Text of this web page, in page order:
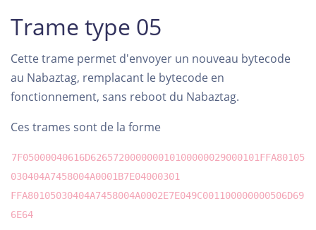
Trame type 05
Cette trame permet d'envoyer un nouveau bytecode
au Nabaztag, remplacant le bytecode en
fonctionnement, sans reboot du Nabaztag.
Ces trames sont de la forme
7F05000040616D626572000000010100000029000101FFA80105
030404A7458004A0001B7E04000301
FFA80105030404A7458004A0002E7E049C001100000000506D69
6E64